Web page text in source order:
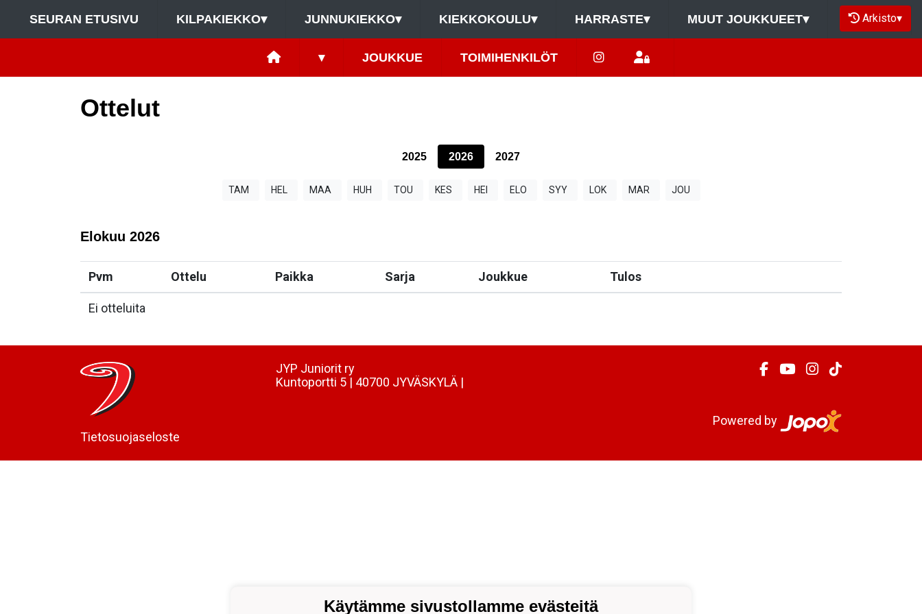
SEURAN ETUSIVU KILPAKIEKKO▾ JUNNUKIEKKO▾ KIEKKOKOULU▾ HARRASTE▾ MUUT JOUKKUEET▾ Arkisto▾
▾ JOUKKUE TOIMIHENKILÖT
Ottelut
2025 2026 2027
TAM HEL MAA HUH TOU KES HEI ELO SYY LOK MAR JOU
Elokuu 2026
Pvm Ottelu Paikka Sarja Joukkue Tulos
Ei otteluita
Tietosuojaseloste
JYP Juniorit ry
Kuntoportti 5 | 40700 JYVÄSKYLÄ |
Powered by
Käytämme sivustollamme evästeitä